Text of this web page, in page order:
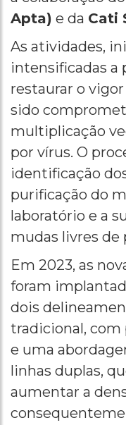
Apta) e da Cati
As atividades,
intensificadas a
restaurar o
sido
multiplicação
por vírus. O
identificação
purificação do
laboratório e a
mudas livres de
Em 2023, as
foram
dois
tradicional, com
e uma
linhas duplas,
aumentar a